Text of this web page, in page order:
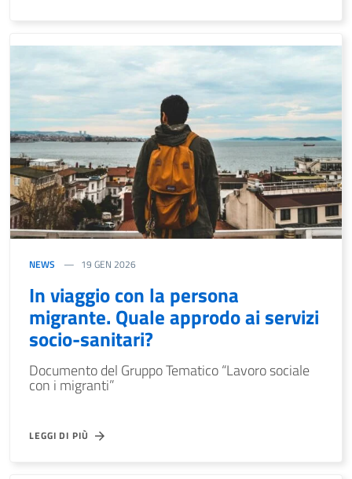
NEWS 19 GEN 2026
In viaggio con la persona
migrante. Quale approdo ai servizi
socio-sanitari?
Documento del Gruppo Tematico “Lavoro sociale
con i migranti”
LEGGI DI PIÙ